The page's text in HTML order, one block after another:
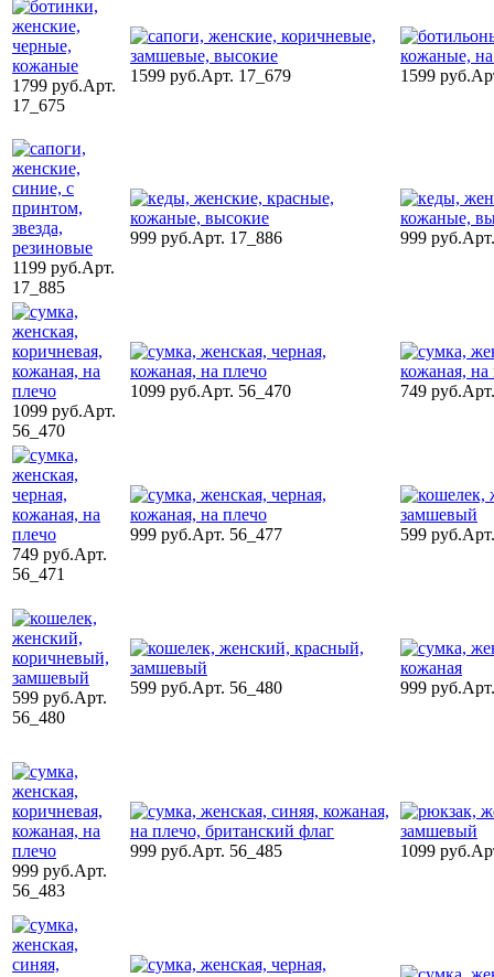
1799 руб.Арт.
17_675
1599 руб.Арт. 17_679 1599 руб.
1199 руб.Арт.
17_885
999 руб.Арт. 17_886 999 руб.
1099 руб.Арт.
56_470
1099 руб.Арт. 56_470 749 руб.
749 руб.Арт.
56_471
999 руб.Арт. 56_477 599 руб.
599 руб.Арт.
56_480
599 руб.Арт. 56_480 999 руб.
999 руб.Арт.
56_483
999 руб.Арт. 56_485 1099 руб.